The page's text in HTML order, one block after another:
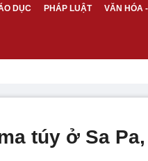
DỤC PHÁP LUẬT VĂN HÓA
túy ở Sa